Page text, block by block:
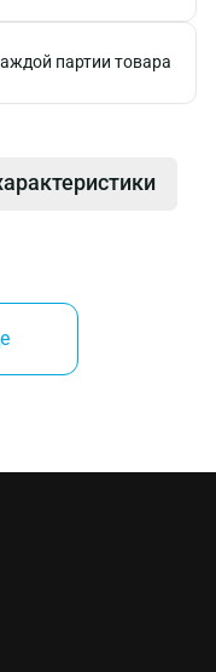
партии товара
зажимный и
части,